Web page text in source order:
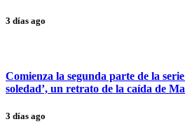
3 días ago
Comienza la segunda parte de la
soledad’, un retrato de la caída de
3 días ago